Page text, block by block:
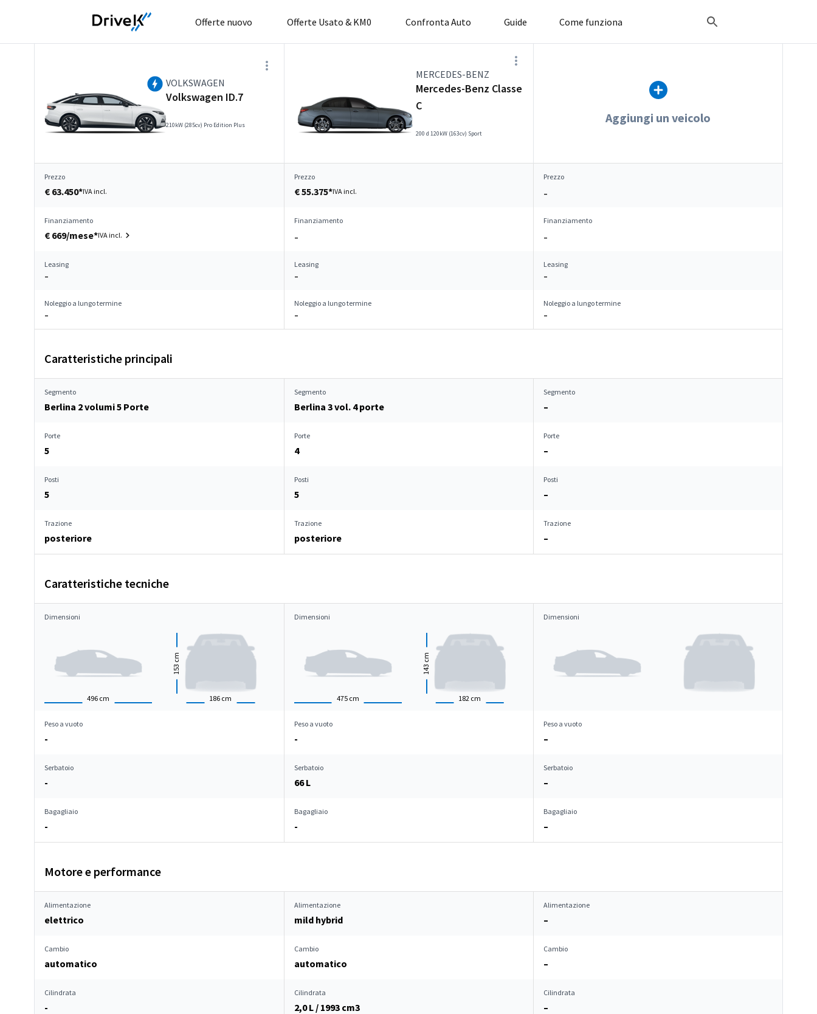
Offerte nuovo Offerte Usato & KM0 Confronta Auto Guide Come funziona
VOLKSWAGEN
Volkswagen ID.7
210kW (285cv) Pro Edition Plus
MERCEDES-BENZ
Mercedes-Benz Classe
C
200 d 120kW (163cv) Sport
Aggiungi un veicolo
Prezzo
€ 63.450*IVA incl.
Prezzo
€ 55.375*IVA incl.
Prezzo
–
Finanziamento
€ 669/mese*IVA incl.
Finanziamento
–
Finanziamento
–
Leasing
–
Leasing
–
Leasing
–
Noleggio a lungo termine
–
Noleggio a lungo termine
–
Noleggio a lungo termine
–
Caratteristiche principali
Segmento
Berlina 2 volumi 5 Porte
Segmento
Berlina 3 vol. 4 porte
Segmento
–
Porte
5
Porte
4
Porte
–
Posti
5
Posti
5
Posti
–
Trazione
posteriore
Trazione
posteriore
Trazione
–
Caratteristiche tecniche
Dimensioni
496 cm 186 cm
153
cm
Dimensioni
475 cm 182 cm
143
cm
Dimensioni
Peso a vuoto
-
Peso a vuoto
-
Peso a vuoto
–
Serbatoio
-
Serbatoio
66 L
Serbatoio
–
Bagagliaio
-
Bagagliaio
-
Bagagliaio
–
Motore e performance
Alimentazione
elettrico
Alimentazione
mild hybrid
Alimentazione
–
Cambio
automatico
Cambio
automatico
Cambio
–
Cilindrata
-
Cilindrata
2,0 L / 1993 cm3
Cilindrata
–